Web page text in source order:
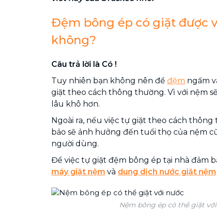
Đệm bông ép có giặt được
không?
Câu trả lời là Có !
Tuy nhiên bạn không nên để đệm ngấm
giặt theo cách thông thường. Vì với nệm
lâu khô hơn.
Ngoài ra, nếu việc tự giặt theo cách
bảo sẽ ảnh hưởng đến tuổi thọ của nệm
người dùng.
Để việc tự giặt đệm bông ép tại nhà đảm
máy giặt nệm và dung dịch nước giặt nệm
Nệm bông ép có thể giặt